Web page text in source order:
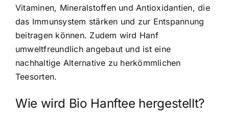
Vitaminen, Mineralstoffen und Antioxidantien, die
das Immunsystem stärken und zur Entspannung
beitragen können. Zudem wird Hanf
umweltfreundlich angebaut und ist eine
nachhaltige Alternative zu herkömmlichen
Teesorten.
Wie wird Bio Hanftee hergestellt?